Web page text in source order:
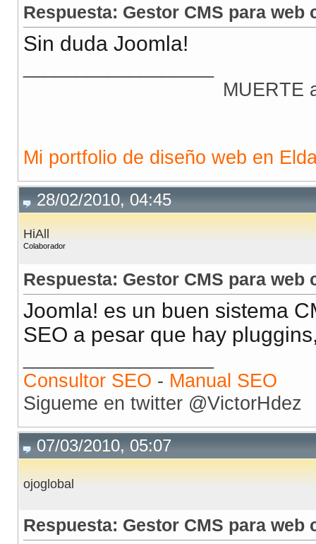
Respuesta: Gestor CMS para web
Sin duda Joomla!
MUERTE
Mi portfolio de diseño web en
28/02/2010, 04:45
HiAll
Colaborador
Respuesta: Gestor CMS para web
Joomla! es un buen sistema
SEO a pesar que hay
Consultor SEO - Manual SEO
Sigueme en twitter @VictorHdez
07/03/2010, 05:07
ojoglobal
Respuesta: Gestor CMS para web